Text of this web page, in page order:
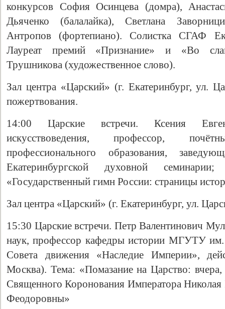
конкурсов София Осинцева (домра),
Дьяченко (балалайка), Светлана
Антропов (фортепиано). Солистка СГАФ
Лауреат премий «Признание» и «Во
Трушникова (художественное слово).
Зал центра «Царский» (г. Екатеринбург, ул.
пожертвования.
14:00 Царские встречи. Ксения
искусствоведения, профессор,
профессионального образования,
Екатеринбургской духовной
«Государственный гимн России: страницы
Зал центра «Царский» (г. Екатеринбург, ул.
15:30 Царские встречи. Петр Валентинович
наук, профессор кафедры истории МГУТУ
Совета движения «Наследие Империи»,
Москва). Тема: «Помазание на Царство: вчера,
Священного Коронования Императора
Феодоровны»